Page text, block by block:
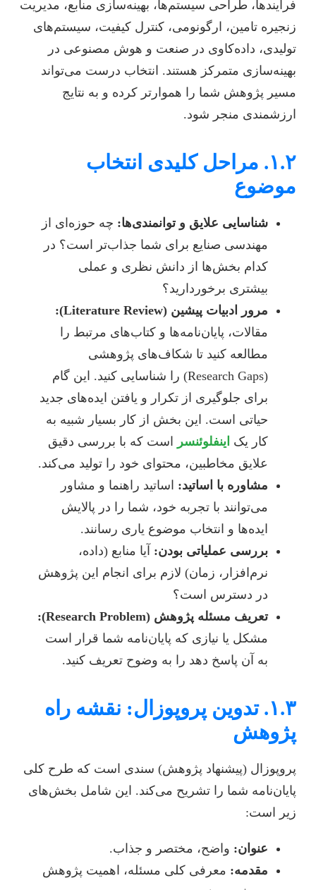
فرآیندها، طراحی سیستم‌ها، بهینه‌سازی منابع، مدیریت
زنجیره تامین، ارگونومی، کنترل کیفیت، سیستم‌های
تولیدی، داده‌کاوی در صنعت و هوش مصنوعی در
بهینه‌سازی متمرکز هستند. انتخاب درست می‌تواند
مسیر پژوهش شما را هموارتر کرده و به نتایج
ارزشمندی منجر شود.
۱.۲. مراحل کلیدی انتخاب
موضوع
شناسایی علایق و توانمندی‌ها: چه حوزه‌ای از
مهندسی صنایع برای شما جذاب‌تر است؟ در
کدام بخش‌ها از دانش نظری و عملی
بیشتری برخوردارید؟
مرور ادبیات پیشین (Literature Review):
مقالات، پایان‌نامه‌ها و کتاب‌های مرتبط را
مطالعه کنید تا شکاف‌های پژوهشی
(Research Gaps) را شناسایی کنید. این گام
برای جلوگیری از تکرار و یافتن ایده‌های جدید
حیاتی است. این بخش از کار بسیار شبیه به
کار یک اینفلوئنسر است که با بررسی دقیق
علایق مخاطبین، محتوای خود را تولید می‌کند.
مشاوره با اساتید: اساتید راهنما و مشاور
می‌توانند با تجربه خود، شما را در پالایش
ایده‌ها و انتخاب موضوع یاری رسانند.
بررسی عملیاتی بودن: آیا منابع (داده،
نرم‌افزار، زمان) لازم برای انجام این پژوهش
در دسترس است؟
تعریف مسئله پژوهش (Research Problem):
مشکل یا نیازی که پایان‌نامه شما قرار است
به آن پاسخ دهد را به وضوح تعریف کنید.
۱.۳. تدوین پروپوزال: نقشه راه
پژوهش
پروپوزال (پیشنهاد پژوهش) سندی است که طرح کلی
پایان‌نامه شما را تشریح می‌کند. این شامل بخش‌های
زیر است:
عنوان: واضح، مختصر و جذاب.
مقدمه: معرفی کلی مسئله، اهمیت پژوهش